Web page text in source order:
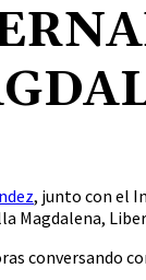
, junto con el
Magdalena,
conversando